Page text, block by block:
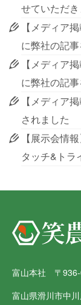
せていただ
【メディア
に弊社の記
【メディア
に弊社の記
【メディア
されました
【展示会情
タッチ&トラ
富山本社 〒936-
富山県滑川市中